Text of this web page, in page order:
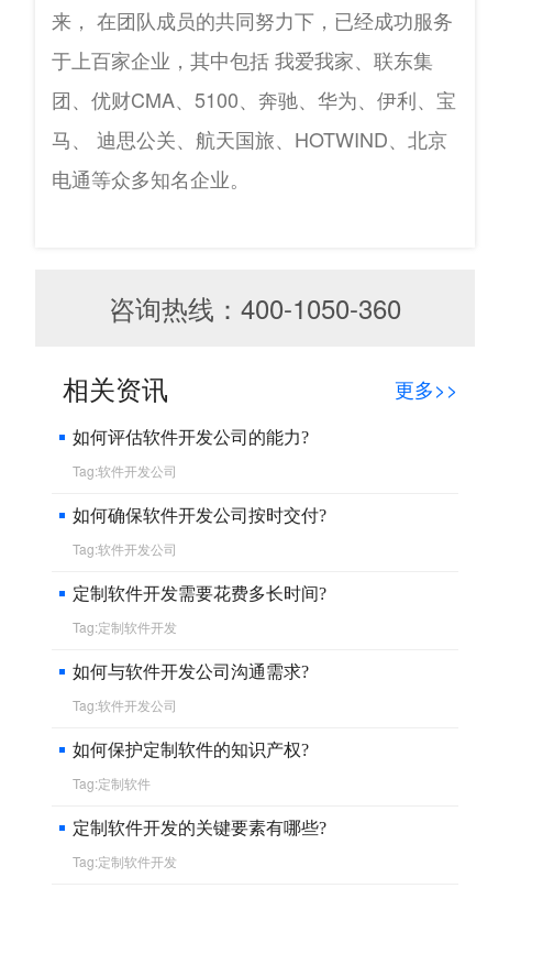
来， 在团队成员的共同努力下，已经成功服务
于上百家企业，其中包括 我爱我家、联东集
团、优财CMA、5100、奔驰、华为、伊利、宝
马、 迪思公关、航天国旅、HOTWIND、北京
电通等众多知名企业。
咨询热线：400-1050-360
相关资讯 更多>>
如何评估软件开发公司的能力?
Tag:软件开发公司
如何确保软件开发公司按时交付?
Tag:软件开发公司
定制软件开发需要花费多长时间?
Tag:定制软件开发
如何与软件开发公司沟通需求?
Tag:软件开发公司
如何保护定制软件的知识产权?
Tag:定制软件
定制软件开发的关键要素有哪些?
Tag:定制软件开发